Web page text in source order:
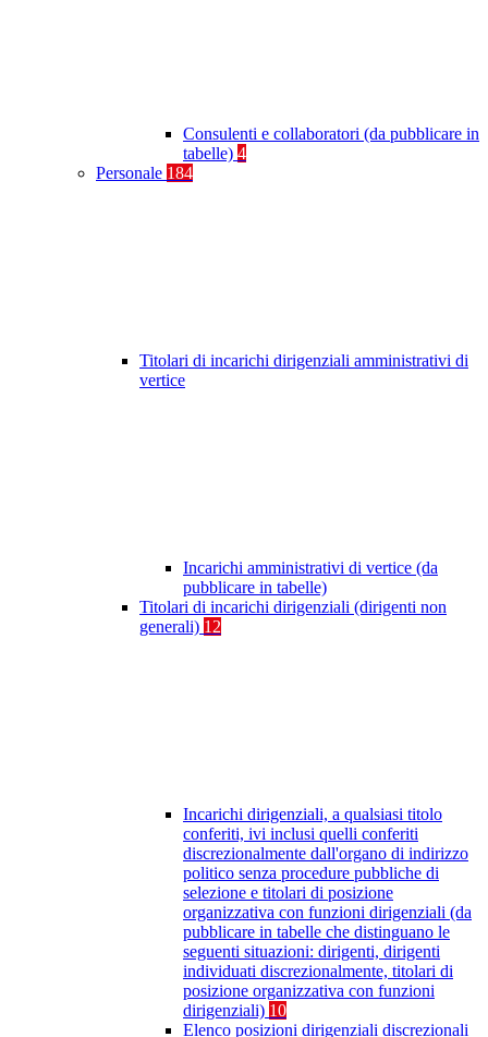
Consulenti e collaboratori (da pubblicare in
tabelle) 4
Personale 184
Titolari di incarichi dirigenziali amministrativi di
vertice
Incarichi amministrativi di vertice (da
pubblicare in tabelle)
Titolari di incarichi dirigenziali (dirigenti non
generali) 12
Incarichi dirigenziali, a qualsiasi titolo
conferiti, ivi inclusi quelli conferiti
discrezionalmente dall'organo di indirizzo
politico senza procedure pubbliche di
selezione e titolari di posizione
organizzativa con funzioni dirigenziali (da
pubblicare in tabelle che distinguano le
seguenti situazioni: dirigenti, dirigenti
individuati discrezionalmente, titolari di
posizione organizzativa con funzioni
dirigenziali) 10
Elenco posizioni dirigenziali discrezionali